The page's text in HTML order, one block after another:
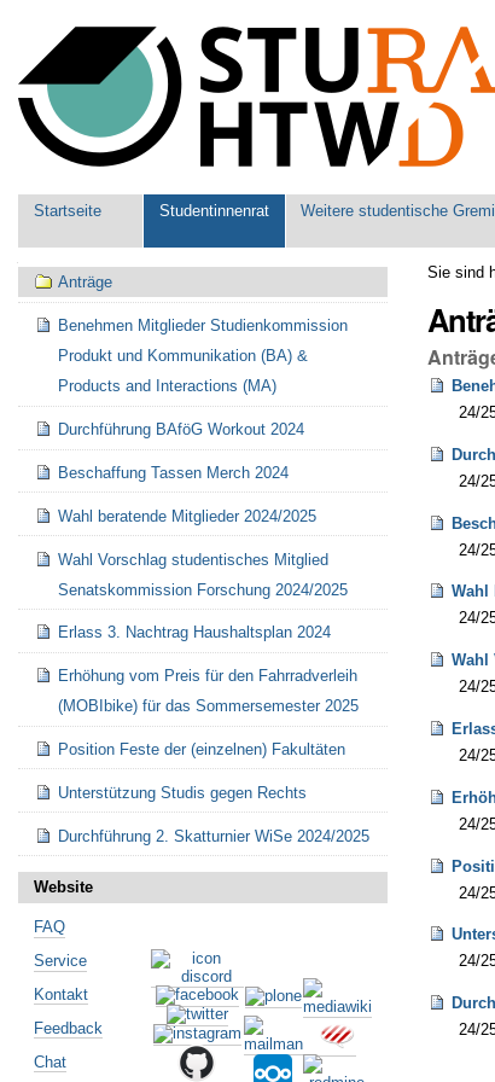
Werkzeuge
Sektionen
Startseite Studentinnenrat Weitere studentische
Sie sind
24/
24/
24/
Wahl
24/
Wahl
24/
24/
24/
24/
24/
24/
Navigation
Anträge
Benehmen Mitglieder Studienkommission
Produkt und Kommunikation (BA) &
Products and Interactions (MA)
Durchführung BAföG Workout 2024
Beschaffung Tassen Merch 2024
Wahl beratende Mitglieder 2024/2025
Wahl Vorschlag studentisches Mitglied
Senatskommission Forschung 2024/2025
Erlass 3. Nachtrag Haushaltsplan 2024
Erhöhung vom Preis für den Fahrradverleih
(MOBIbike) für das Sommersemester 2025
Position Feste der (einzelnen) Fakultäten
Unterstützung Studis gegen Rechts
Durchführung 2. Skatturnier WiSe 2024/2025
Website
FAQ
Service
Kontakt
Feedback
Chat